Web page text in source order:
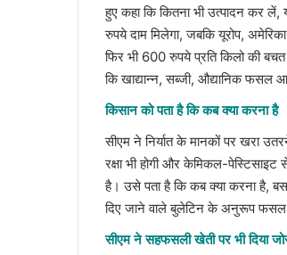
हुए कहा कि कितना भी उत्पादन कर लें,
रुपये दाम मिलेगा, जबकि यूरोप,
फिर भी 600 रुपये प्रति किलो की
कि खाद्यान्न, सब्जी, औद्यानिक फसल
किसान को पता है कि कब क्या करना है
सीएम ने निर्यात के मानकों पर खरा
रक्षा भी होगी और केमिकल-
है। उसे पता है कि कब क्या करना है, बस
दिए जाने वाले बुलेटिन के अनुरूप फसल
सीएम ने सहफसली खेती पर भी दिया